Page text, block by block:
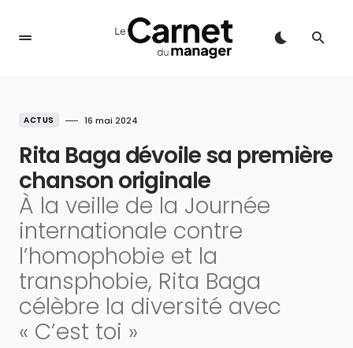
ACTUS 16 mai 2024
Rita Baga dévoile sa première
chanson originale
À la veille de la Journée
internationale contre
l’homophobie et la
transphobie, Rita Baga
célèbre la diversité avec
« C’est toi »